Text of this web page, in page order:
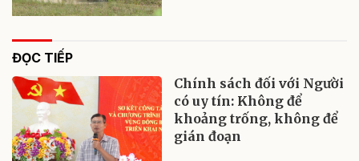
ĐỌC TIẾP
Chính sách đối với Người
có uy tín: Không để
khoảng trống, không để
gián đoạn